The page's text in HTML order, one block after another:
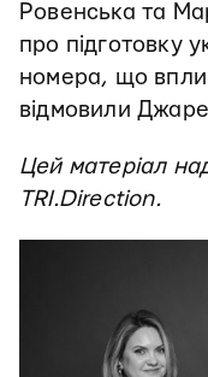
Ровенська та
про підготовку
номера, що
відмовили
Цей матеріал
TRI.Direction.